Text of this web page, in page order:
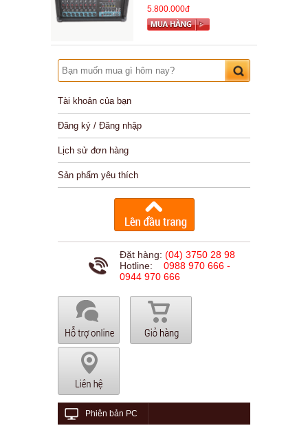
5.800.000đ
Tài khoản của bạn
Đăng ký / Đăng nhập
Lịch sử đơn hàng
Sản phẩm yêu thích
Đặt hàng: (04) 3750 28 98
Hotline: 0988 970 666 -
0944 970 666
Phiên bản PC